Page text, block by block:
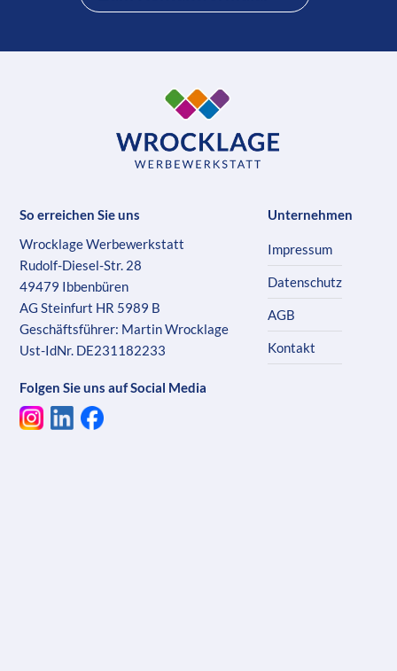
So erreichen Sie uns
Wrocklage Werbewerkstatt
Rudolf-Diesel-Str. 28
49479 Ibbenbüren
AG Steinfurt HR 5989 B
Geschäftsführer: Martin Wrocklage
Ust-IdNr. DE231182233
Folgen Sie uns auf Social Media
Unternehmen
Impressum
Datenschutz
AGB
Kontakt